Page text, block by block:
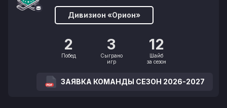
Дивизион «Орион»
2
Побед
3
Сыграно
игр
12
Шайб
за сезон
ЗАЯВКА КОМАНДЫ СЕЗОН 2026-2027